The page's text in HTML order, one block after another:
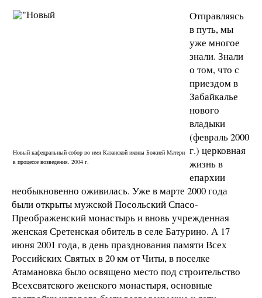
Новый кафедральный собор во имя Казанской иконы Божией Матери
в процессе возведения. 2004 г.
Отправляясь
в путь, мы
уже многое
знали. Знали
о том, что с
приездом в
Забайкалье
нового
владыки
(февраль2000
г.) церковная
жизнь в
епархии
необыкновенно оживилась. Уже в марте 2000 года
были открыты мужской Посольский Спасо-
Преображенский монастырь и вновь учрежденная
женская Сретенская обитель в селе Батурино. А 17
июня 2001 года, в день празднования памяти Всех
Российских Святых в20 кмот Читы, в поселке
Атамановка было освящено место под строительство
Всехсвятского женского монастыря, основные